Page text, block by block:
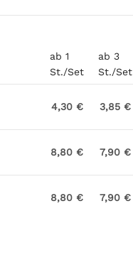
ab 1
St./Set
ab 3
St./Set
4,30 € 3,85 €
8,80 € 7,90 €
8,80 € 7,90 €